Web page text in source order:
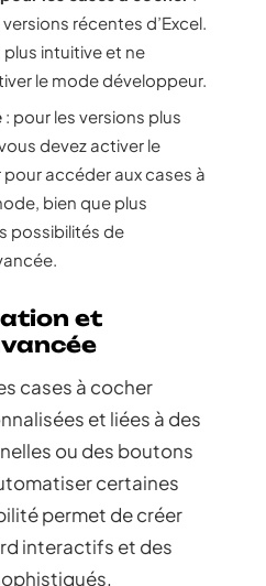
récentes d’Excel.
intuitive et ne
le mode développeur.
: pour les versions plus
devez activer le
accéder aux cases à
bien que plus
possibilités de
et
cases à cocher
et liées à des
ou des boutons
certaines
permet de créer
interactifs et des